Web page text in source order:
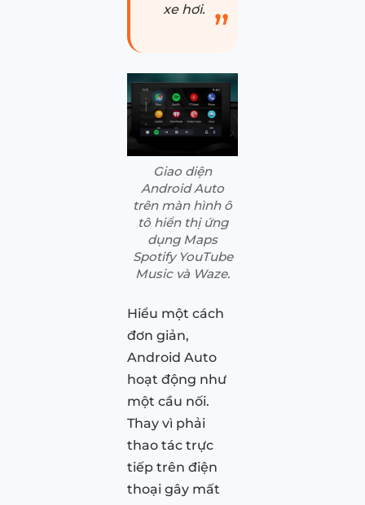
xe hơi.
Giao diện
Android Auto
trên màn hình ô
tô hiển thị ứng
dụng Maps
Spotify YouTube
Music và Waze.
Hiểu một cách
đơn giản,
Android Auto
hoạt động như
một cầu nối.
Thay vì phải
thao tác trực
tiếp trên điện
thoại gây mất